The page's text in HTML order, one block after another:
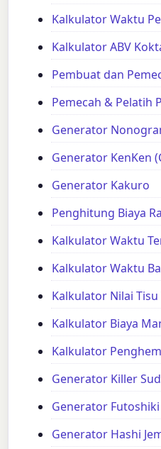
Kalkulator Waktu
Kalkulator ABV
Pembuat dan
Pemecah & Pelatih
Generator
Generator KenKen
Generator Kakuro
Penghitung Biaya
Kalkulator Waktu
Kalkulator Waktu
Kalkulator Nilai Tisu
Kalkulator Biaya
Kalkulator
Generator Killer
Generator Futoshiki
Generator Hashi